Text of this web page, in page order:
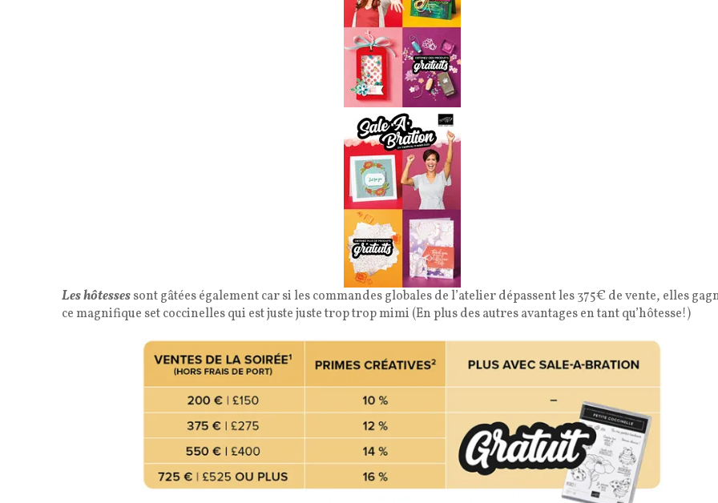
Les hôtessessont gâtées également car si les commandes globales de l’atelier dépassent les 375€ de vente, elles
ce magnifique set coccinelles qui est juste juste trop trop mimi (En plus des autres avantages en tant qu’hôtesse!)